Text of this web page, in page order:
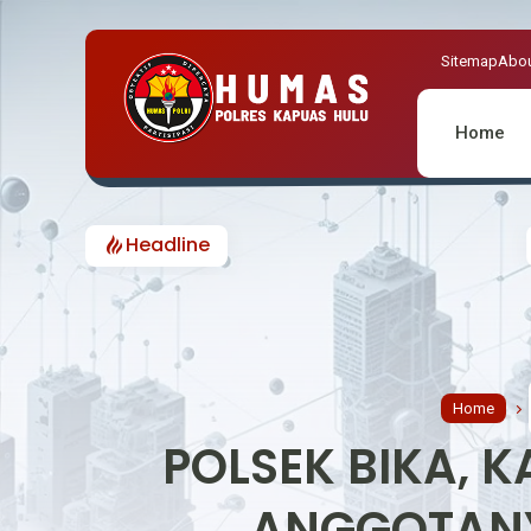
Sitemap
Home
Headline POLSEK MENTEBAH
Home
POLSEK BIKA,